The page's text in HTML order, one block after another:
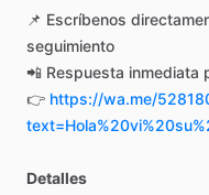
📌 Escríbenos
seguimiento
📲 Respuesta inmediata
👉 https://wa.me/
Detalles